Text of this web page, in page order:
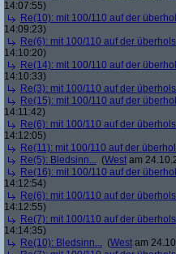
14:07:55)
Re(10): mit 100/110 auf der
14:09:23)
Re(6): mit 100/110 auf der
14:10:20)
Re(14): mit 100/110 auf der
14:10:33)
Re(3): mit 100/110 auf der
Re(15): mit 100/110 auf der
14:11:42)
Re(6): mit 100/110 auf der
14:12:05)
Re(11): mit 100/110 auf der
Re(5): Bledsinn... (West am
Re(16): mit 100/110 auf der
14:12:54)
Re(6): mit 100/110 auf der
14:12:55)
Re(7): mit 100/110 auf der
14:14:35)
Re(10): Bledsinn... (West am